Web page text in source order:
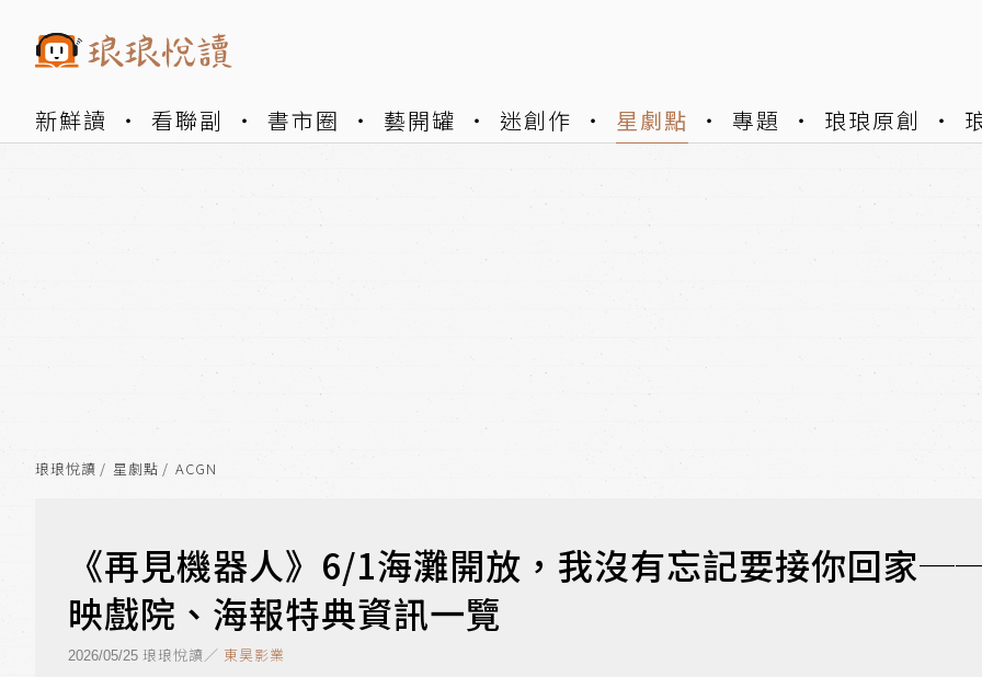
新鮮讀 看聯副 書市圈 藝開罐 迷創作 星劇點 專題 琅琅原創
琅琅悅讀 星劇點 ACGN
《再見機器人》6/1海灘開放，我沒有忘記要接你回家
映戲院、海報特典資訊一覽
2026/05/25 琅琅悅讀／ 東昊影業